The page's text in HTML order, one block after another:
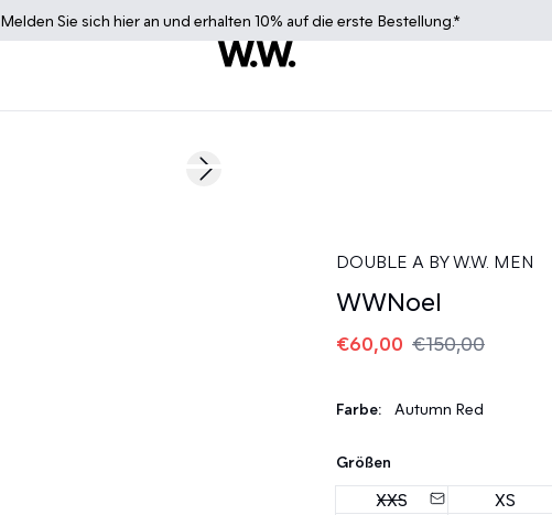
Melden Sie sich hier an und erhalten 10% auf die erste Bestellung.*
Next slide
DOUBLE A BY W.W. MEN
WWNoel
€60,00 €150,00
Farbe: Autumn Red
Größen
XXS XS